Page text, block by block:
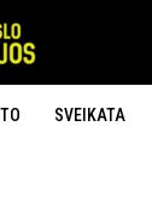
SVEIKATA